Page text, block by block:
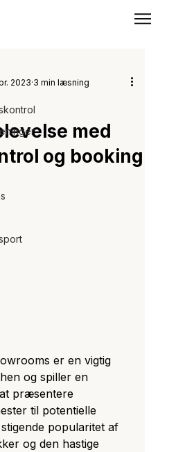
med
og booking
2023 3 min læsning
er en vigtig
og spiller en
præsentere
til potentielle
popularitet af
og den hastige